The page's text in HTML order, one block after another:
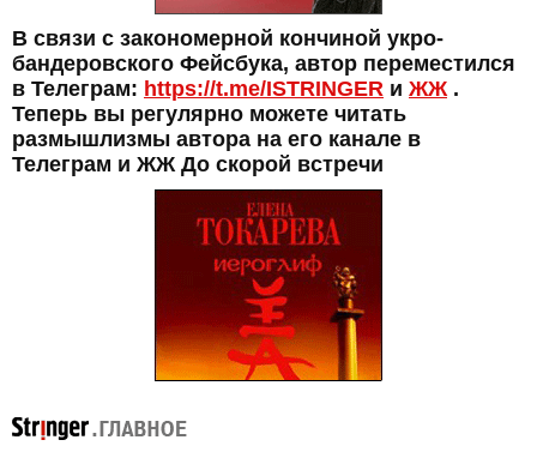
В связи с закономерной кончиной укро-
бандеровского Фейсбука, автор переместился
в Телеграм: https://t.me/ISTRINGER и ЖЖ .
Теперь вы регулярно можете читать
размышлизмы автора на его канале в
Телеграм и ЖЖ До скорой встречи